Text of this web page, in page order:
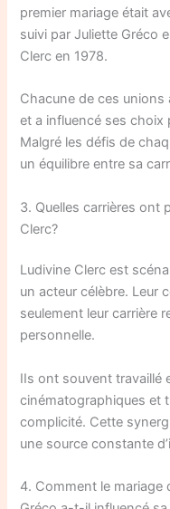
premier mariage était
suivi par Juliette Gréco
Clerc en 1978.
Chacune de ces
et a influencé ses
Malgré les défis de
un équilibre entre sa
3. Quelles carrières ont
Clerc?
Ludivine Clerc est
un acteur célèbre. Leur
seulement leur carrière
personnelle.
IIs ont souvent travaillé
cinématographiques et
complicité. Cette
une source constante
4. Comment le mariage